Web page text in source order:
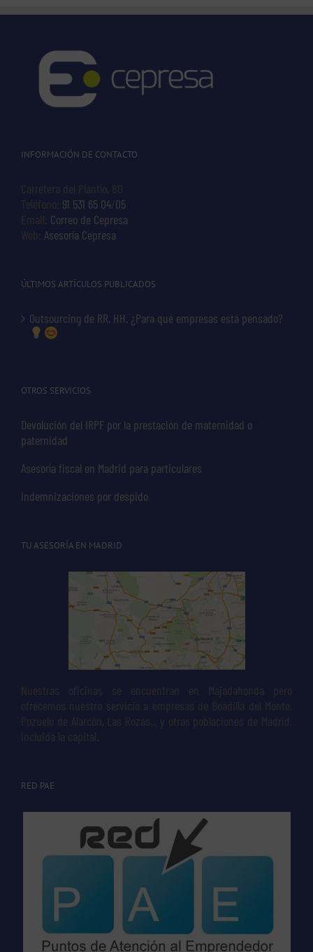
INFORMACIÓN DE CONTACTO
Carretera del Plantío, 80
Teléfono: 91 531 65 04 05
Email: Correo de Cepresa
Web: Asesoría Cepresa
ÚLTIMOS ARTÍCULOS PUBLICADOS
Outsourcing de RR. HH. ¿Para qué empresas está pensado?
OTROS SERVICIOS
Devolución del IRPF por la prestación de maternidad o
paternidad
Asesoría fiscal en Madrid para particulares
Indemnizaciones por despido
TU ASESORÍA EN MADRID
Nuestras oficinas se encuentran en Majadahonda pero
ofrecemos nuestro servicio a empresas de Boadilla del Monte,
Pozuelo de Alarcón, Las Rozas... y otras poblaciones de Madrid,
incluida la capital.
RED PAE